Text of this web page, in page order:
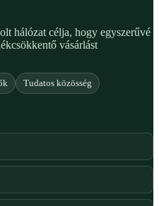
hálózat célja, hogy egyszerűvé
vásárlást
Tudatos közösség